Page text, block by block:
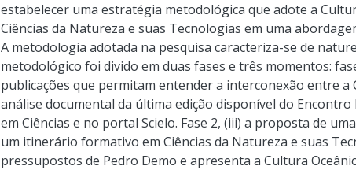
estabelecer uma estratégia metodológica que adote a
Ciências da Natureza e suas Tecnologias em uma
A metodologia adotada na pesquisa caracteriza-se de
metodológico foi divido em duas fases e três momentos:
publicações que permitam entender a interconexão entre a
análise documental da última edição disponível do Encontro
em Ciências e no portal Scielo. Fase 2, (iii) a proposta de
um itinerário formativo em Ciências da Natureza e suas
pressupostos de Pedro Demo e apresenta a Cultura